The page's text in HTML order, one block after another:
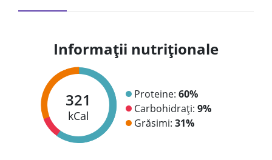
Informații nutriționale
321
kCal
Proteine: 60%
Carbohidrați: 9%
Grăsimi: 31%